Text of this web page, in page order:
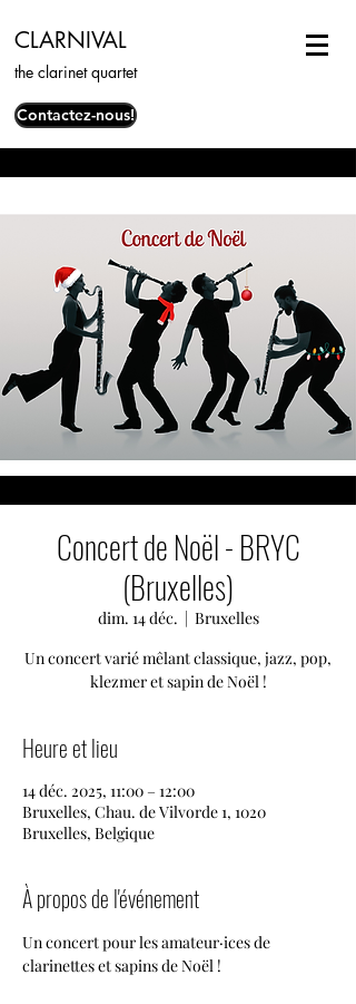
CLARNIVAL
the clarinet quartet
Contactez-nous!
Concert de Noël - BRYC
(Bruxelles)
dim. 14 déc.
  |
Bruxelles
Un concert varié mêlant classique, jazz, pop,
klezmer et sapin de Noël !
Heure et lieu
14 déc. 2025, 11:00 – 12:00
Bruxelles, Chau. de Vilvorde 1, 1020
Bruxelles, Belgique
À propos de l'événement
Un concert pour les amateur·ices de
clarinettes et sapins de Noël !